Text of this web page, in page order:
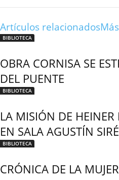
Artículos relacionados
BIBLIOTECA
OBRA CORNISA SE
DEL PUENTE
BIBLIOTECA
LA MISIÓN DE HEINER
EN SALA AGUSTÍN SIRÉ
BIBLIOTECA
CRÓNICA DE LA